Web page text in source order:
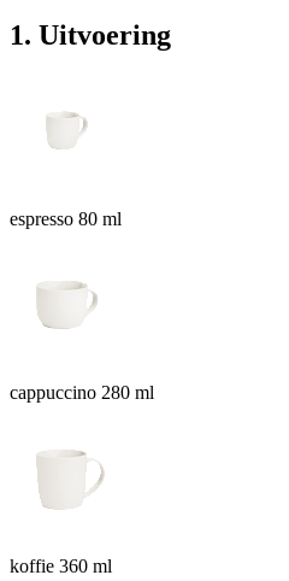
1. Uitvoering
espresso 80 ml
cappuccino 280 ml
koffie 360 ml